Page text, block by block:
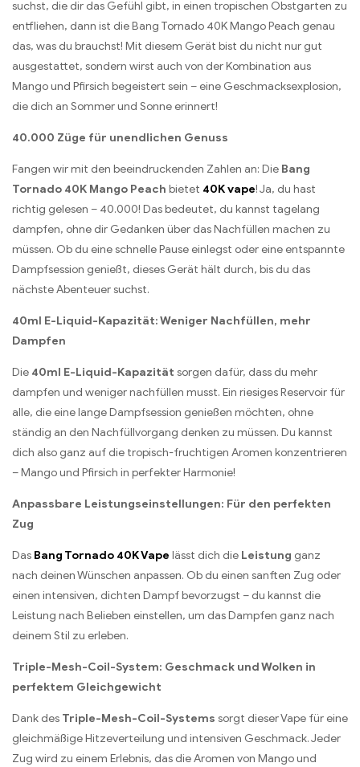
suchst, die dir das Gefühl gibt, in einen tropischen Obstgarten zu
entfliehen, dann ist die Bang Tornado 40K Mango Peach genau
das, was du brauchst! Mit diesem Gerät bist du nicht nur gut
ausgestattet, sondern wirst auch von der Kombination aus
Mango und Pfirsich begeistert sein – eine Geschmacksexplosion,
die dich an Sommer und Sonne erinnert!
40.000 Züge für unendlichen Genuss
Fangen wir mit den beeindruckenden Zahlen an: Die Bang
Tornado 40K Mango Peach bietet 40K vape! Ja, du hast
richtig gelesen – 40.000! Das bedeutet, du kannst tagelang
dampfen, ohne dir Gedanken über das Nachfüllen machen zu
müssen. Ob du eine schnelle Pause einlegst oder eine entspannte
Dampfsession genießt, dieses Gerät hält durch, bis du das
nächste Abenteuer suchst.
40ml E-Liquid-Kapazität: Weniger Nachfüllen, mehr
Dampfen
Die 40ml E-Liquid-Kapazität sorgen dafür, dass du mehr
dampfen und weniger nachfüllen musst. Ein riesiges Reservoir für
alle, die eine lange Dampfsession genießen möchten, ohne
ständig an den Nachfüllvorgang denken zu müssen. Du kannst
dich also ganz auf die tropisch-fruchtigen Aromen konzentrieren
– Mango und Pfirsich in perfekter Harmonie!
Anpassbare Leistungseinstellungen: Für den perfekten
Zug
Das Bang Tornado 40K Vape lässt dich die Leistung ganz
nach deinen Wünschen anpassen. Ob du einen sanften Zug oder
einen intensiven, dichten Dampf bevorzugst – du kannst die
Leistung nach Belieben einstellen, um das Dampfen ganz nach
deinem Stil zu erleben.
Triple-Mesh-Coil-System: Geschmack und Wolken in
perfektem Gleichgewicht
Dank des Triple-Mesh-Coil-Systems sorgt dieser Vape für eine
gleichmäßige Hitzeverteilung und intensiven Geschmack. Jeder
Zug wird zu einem Erlebnis, das die Aromen von Mango und